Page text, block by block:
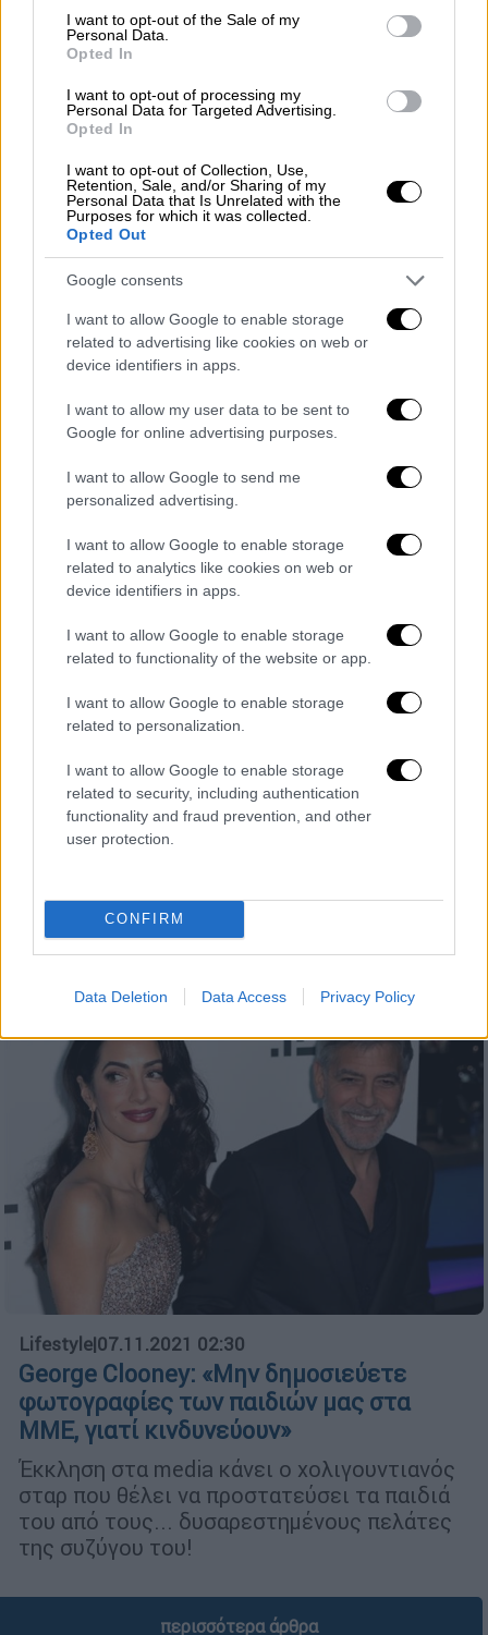
consent section.
I want to opt-out of the Sale of my
Personal Data.
Opted In
I want to opt-out of processing my
Personal Data for Targeted Advertising.
Opted In
I want to opt-out of Collection, Use,
Retention, Sale, and/or Sharing of my
Personal Data that Is Unrelated with the
Purposes for which it was collected.
Opted Out
Google consents
I want to allow Google to enable storage
related to advertising like cookies on web or
device identifiers in apps.
I want to allow my user data to be sent to
Google for online advertising purposes.
I want to allow Google to send me
personalized advertising.
I want to allow Google to enable storage
related to analytics like cookies on web or
device identifiers in apps.
I want to allow Google to enable storage
related to functionality of the website or app.
I want to allow Google to enable storage
related to personalization.
I want to allow Google to enable storage
related to security, including authentication
functionality and fraud prevention, and other
user protection.
CONFIRM
Data Deletion Data Access Privacy Policy
Κόσμος|21.05.2024 12:56
Αμάλ Κλούνεϊ: Ο ρόλος της στο ένταλμα
σύλληψης Νετανιάχου - «Έχει κάνει
εγκλήματα πολέμου»
Ήρθε σε επαφή μαζί της ο εισαγγελέας
ΤΙΜΕ - Οι 12 γυναίκες της χρονιάς: Αμάλ
Αλαμουντίν και η CEO της Nasdaq,
Αντέμα Φρίντμαν στη λίστα
με στόχο ένα πιο ισότιμο κόσμο! Η λίστα
τού αμερικανικού περιοδικού ΤΙΜΕ
περιλαμβάνει 12 γυναίκες
Lifestyle|07.11.2021 02:30
George Clooney: «Μην δημοσιεύετε
φωτογραφίες των παιδιών μας στα
ΜΜΕ, γιατί κινδυνεύουν»
Έκκληση στα media κάνει ο χολιγουντιανός
σταρ που θέλει να προστατεύσει τα παιδιά
του από τους... δυσαρεστημένους πελάτες
της συζύγου του!
περισσότερα άρθρα